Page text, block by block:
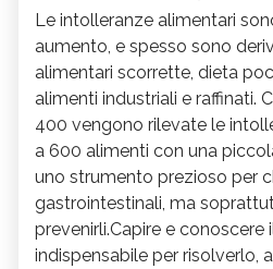
Le intolleranze alimentari
aumento, e spesso sono
alimentari scorrette, dieta
alimenti industriali e raffinati.
400 vengono rilevate le
a 600 alimenti con una
uno strumento prezioso per
gastrointestinali, ma
prevenirli.Capire e conoscere
indispensabile per risolverlo,